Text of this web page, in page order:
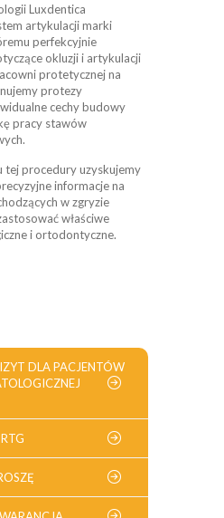
Luxdentica
artykulacji marki
perfekcyjnie
okluzji i artykulacji
protetycznej na
protezy
cechy budowy
pracy stawów
tej procedury uzyskujemy
informacje na
w zgryzie
właściwe
i ortodontyczne.
DLA PACJENTÓW